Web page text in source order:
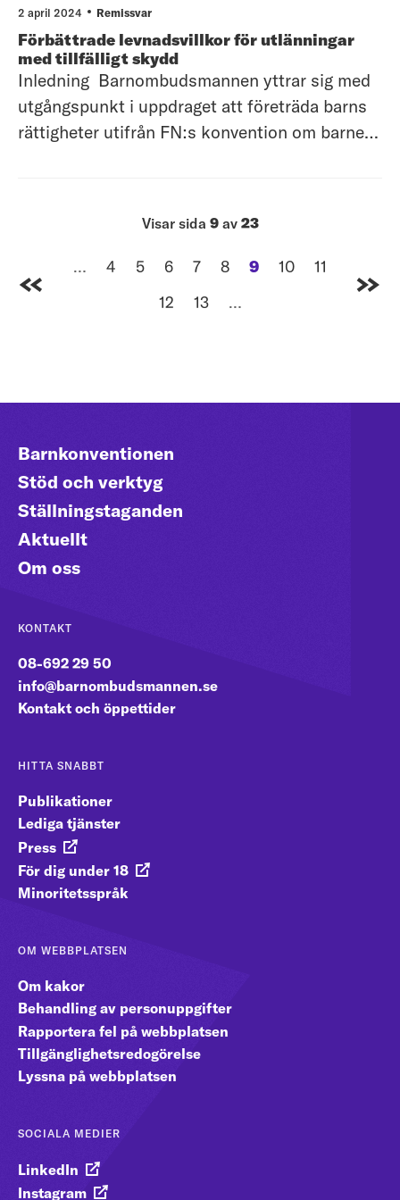
beaktas de allmänna kommentarerna och
rekommendationerna till Sverige från FN:s k
2 april 2024 Remissvar
Förbättrade levnadsvillkor för utlänningar
med tillfälligt skydd
Inledning Barnombudsmannen yttrar sig med
utgångspunkt i uppdraget att företräda barns
rättigheter utifrån FN:s konvention om barnets
rekommendationerna till Sverige från FN:s
kommitté för
Visar sida 9av 23
Gå till första sidan
…
sida
4
sida
5
sida
6
sida
7
sida
8
sida
9
sida
10
sida
11
sida
12
sida
13 … Gå
Barnkonventionen
Stöd och verktyg
Ställningstaganden
Aktuellt
Om oss
KONTAKT
08-692 29 50
info@barnombudsmannen.se
Kontakt och öppettider
HITTA SNABBT
Publikationer
Lediga tjänster
Press
För dig under 18
Minoritetsspråk
OM WEBBPLATSEN
Om kakor
Behandling av personuppgifter
Rapportera fel på webbplatsen
Tillgänglighetsredogörelse
Lyssna på webbplatsen
SOCIALA MEDIER
LinkedIn
Instagram